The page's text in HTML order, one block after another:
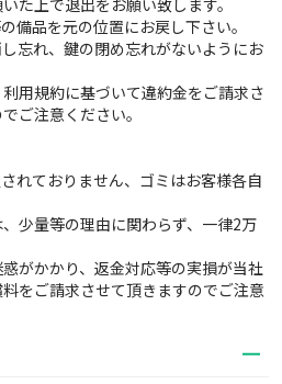
備品を元の位置にお戻し下さい。
忘れ、鍵の閉め忘れがないようにお
用規約に基づいて違約金をご請求さ
ご注意ください。
れておりません、ゴミはお客様各自
少量等の理由に関わらず、一律2万
がかかり、返金対応等の実損が当社
をご請求させて頂きますのでご注意